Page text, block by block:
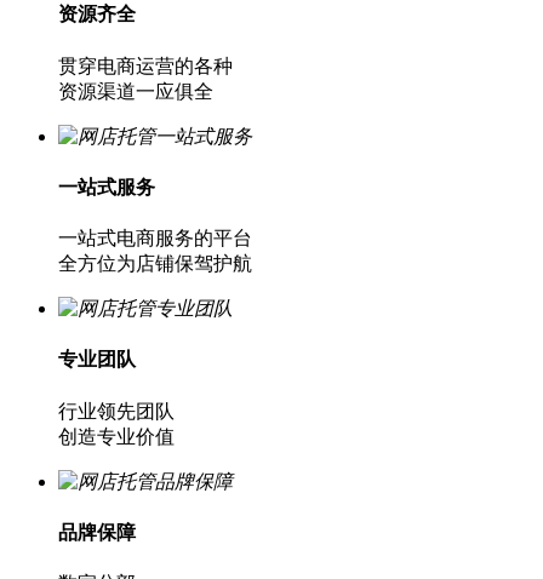
资源齐全
贯穿电商运营的各种
资源渠道一应俱全
一站式服务
一站式电商服务的平台
全方位为店铺保驾护航
专业团队
行业领先团队
创造专业价值
品牌保障